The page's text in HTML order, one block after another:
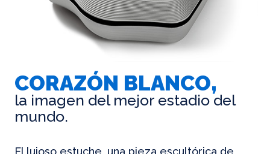
CORAZÓN BLANCO,
la imagen del mejor estadio del
mundo.
El lujoso estuche, una pieza escultórica de